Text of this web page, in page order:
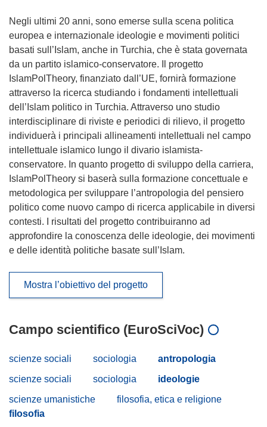
Negli ultimi 20 anni, sono emerse sulla scena politica
europea e internazionale ideologie e movimenti politici
basati sull’Islam, anche in Turchia, che è stata governata
da un partito islamico-conservatore. Il progetto
IslamPolTheory, finanziato dall’UE, fornirà formazione
attraverso la ricerca studiando i fondamenti intellettuali
dell’Islam politico in Turchia. Attraverso uno studio
interdisciplinare di riviste e periodici di rilievo, il progetto
individuerà i principali allineamenti intellettuali nel campo
intellettuale islamico lungo il divario islamista-
conservatore. In quanto progetto di sviluppo della carriera,
IslamPolTheory si baserà sulla formazione concettuale e
metodologica per sviluppare l’antropologia del pensiero
politico come nuovo campo di ricerca applicabile in diversi
contesti. I risultati del progetto contribuiranno ad
approfondire la conoscenza delle ideologie, dei movimenti
e delle identità politiche basate sull’Islam.
Mostra l’obiettivo del progetto
Campo scientifico (EuroSciVoc)
scienze sociali sociologia
antropologia
scienze sociali
sociologia
ideologie
scienze umanistiche
filosofia, etica e religione
filosofia